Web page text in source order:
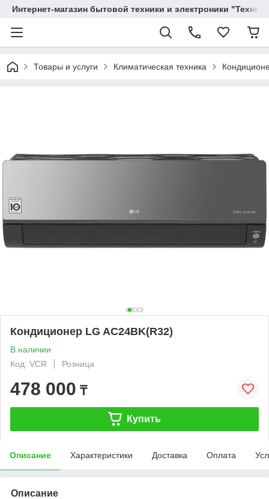
Интернет-магазин бытовой техники и электроники
Товары и услуги Климатическая техника
Кондиционер LG AC24BK(R32)
В наличии
Код: VCR
Розница
478 000 ₸
Купить
Описание Характеристики Доставка Оплата
Описание